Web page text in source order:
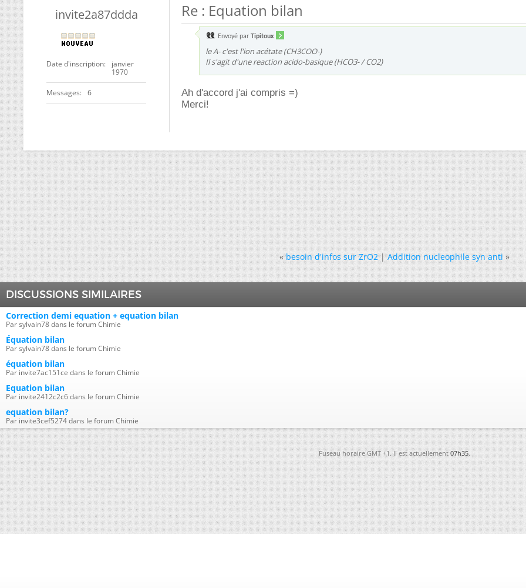
invite2a87ddda
Date d'inscription
janvier
1970
Messages 6
Re : Equation bilan
Envoyé par Tipitoux
le A- c'est l'ion acétate (CH3COO-)
Il s'agit d'une reaction acido-basique (HCO3- / CO2)
Ah d'accord j'ai compris =)
Merci!
« besoin d'infos sur ZrO2|Addition nucleophile syn anti »
DISCUSSIONS SIMILAIRES
Correction demi equation + equation bilan
Par sylvain78 dans le forum Chimie
Équation bilan
Par sylvain78 dans le forum Chimie
équation bilan
Par invite7ac151ce dans le forum Chimie
Equation bilan
Par invite2412c2c6 dans le forum Chimie
equation bilan?
Par invite3cef5274 dans le forum Chimie
Fuseau horaire GMT +1. Il est actuellement07h35.